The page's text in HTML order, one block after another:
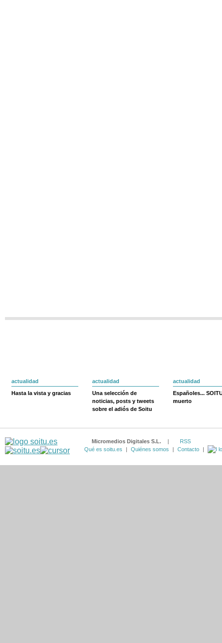
actualidad
Hasta la vista y gracias
actualidad
Una selección de
noticias, posts y tweets
sobre el adiós de Soitu
actualidad
Españoles...
muerto
Micromedios Digitales S.L. |
RSS
Qué es soitu.es
| Quiénes somos | Contacto |